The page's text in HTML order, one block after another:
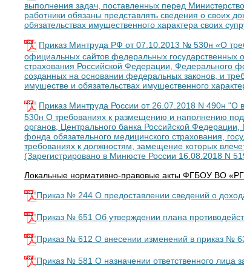
выполнения задач, поставленных перед
работники обязаны представлять сведения о своих
обязательствах имущественного характера своих
Приказ Минтруда РФ от 07.10.2013 № 530н «О
официальных сайтов федеральных государственных
страхования Российской Федерации, Федерального
созданных на основании федеральных законов, и
имуществе и обязательствах имущественного
Приказ Минтруда России от 26.07.2018 N 490н "О
530н О требованиях к размещению и наполнению
органов, Центрального банка Российской
фонда обязательного медицинского страхования,
требованиях к должностям, замещение которых
(Зарегистрировано в Минюсте России 16.08.2018 N
Локальные нормативно-правовые акты ФГБОУ ВО
Приказ № 244 О предоставлении сведений о
Приказ № 651 Об утверждении плана
Приказ № 612 О внесении изменений в приказ №
Приказ № 581 О назначении ответственного